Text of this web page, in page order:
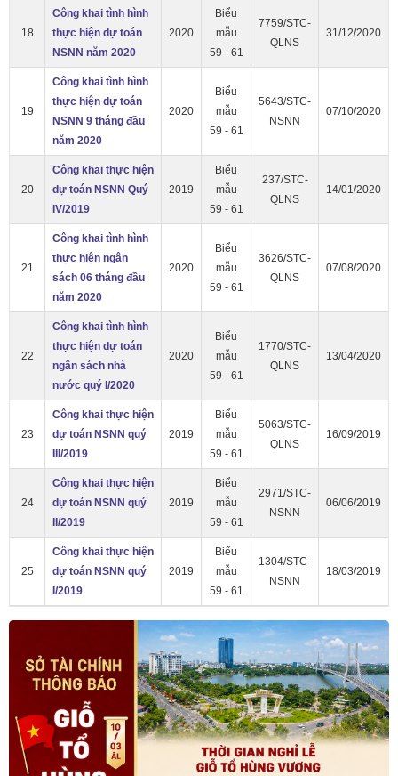
18
Công khai tình hình
thực hiện dự toán
NSNN năm 2020
2020
Biểu
mẫu
59 - 61
7759/STC-
QLNS
31/12/2020
19
Công khai tình hình
thực hiện dự toán
NSNN 9 tháng đầu
năm 2020
2020
Biểu
mẫu
59 - 61
5643/STC-
NSNN
07/10/2020
20
Công khai thực hiện
dự toán NSNN Quý
IV/2019
2019
Biểu
mẫu
59 - 61
237/STC-
QLNS
14/01/2020
21
Công khai tình hình
thực hiện ngân
sách 06 tháng đầu
năm 2020
2020
Biểu
mẫu
59 - 61
3626/STC-
QLNS
07/08/2020
22
Công khai tình hình
thực hiện dự toán
ngân sách nhà
nước quý I/2020
2020
Biểu
mẫu
59 - 61
1770/STC-
QLNS
13/04/2020
23
Công khai thực hiện
dự toán NSNN quý
III/2019
2019
Biểu
mẫu
59 - 61
5063/STC-
QLNS
16/09/2019
24
Công khai thực hiện
dự toán NSNN quý
II/2019
2019
Biểu
mẫu
59 - 61
2971/STC-
NSNN
06/06/2019
25
Công khai thực hiện
dự toán NSNN quý
I/2019
2019
Biểu
mẫu
59 - 61
1304/STC-
NSNN
18/03/2019